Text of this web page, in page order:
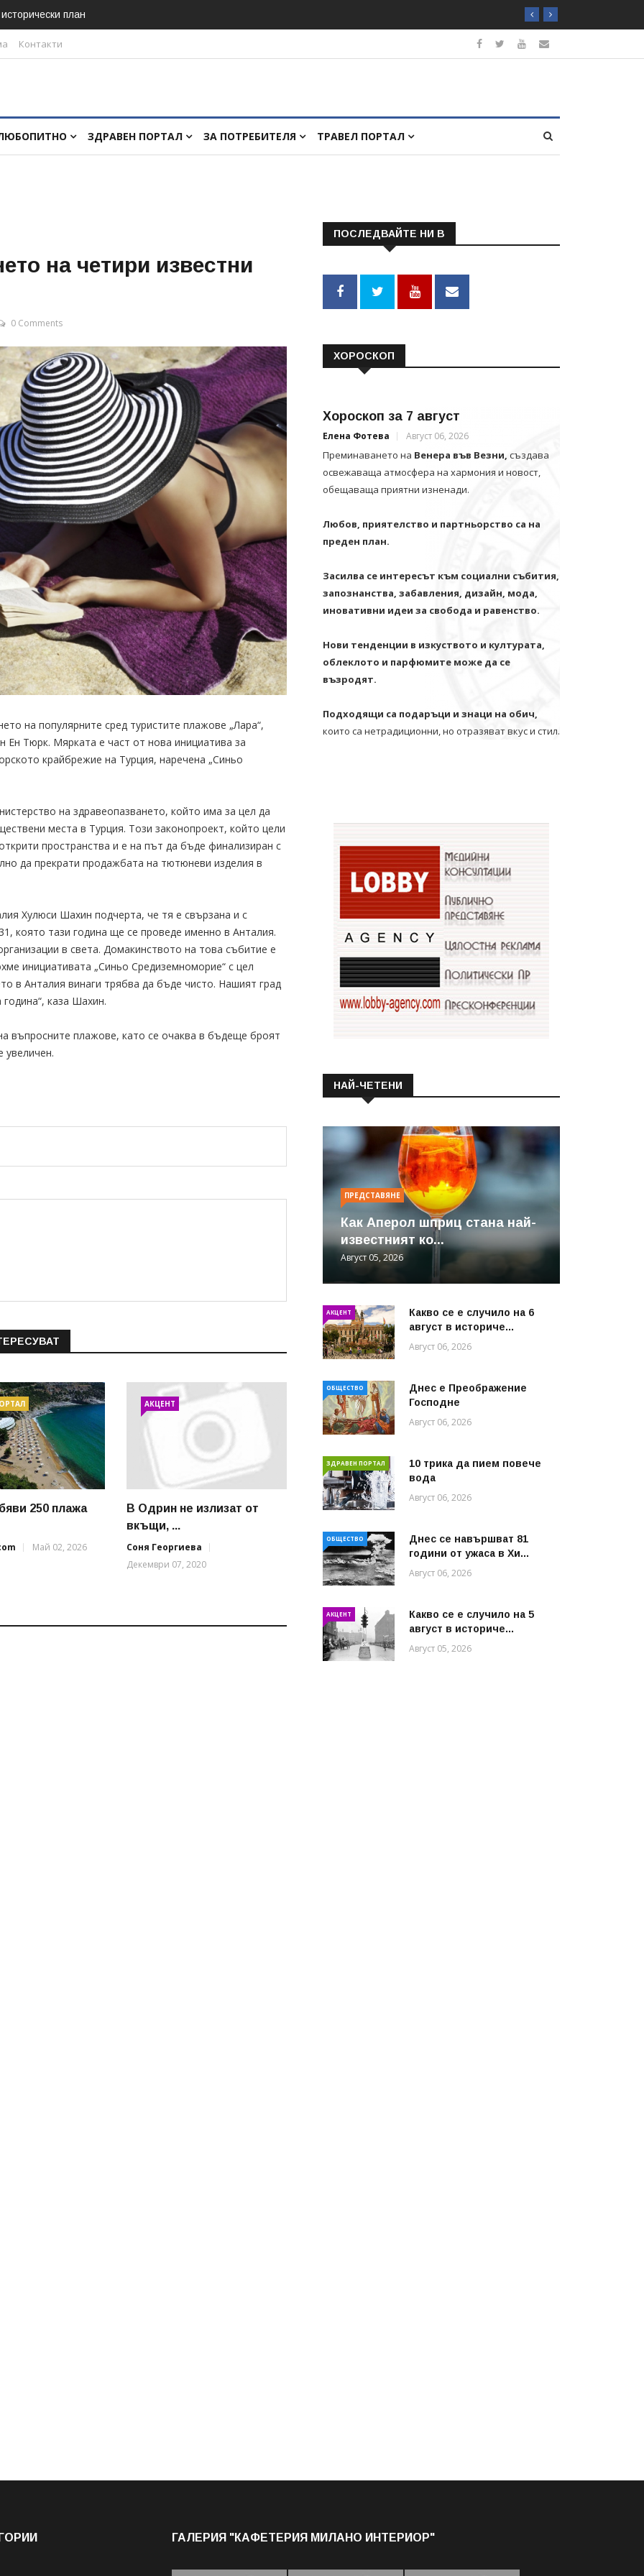
план
Контакти
ЗДРАВЕН ПОРТАЛ ЗА ПОТРЕБИТЕЛЯ ТРАВЕЛ ПОРТАЛ
на четири известни
0 Comments
на популярните сред туристите плажове „Лара“,
Ен Тюрк. Мярката е част от нова инициатива за
крайбрежие на Турция, наречена „Синьо
на здравеопазването, който има за цел да
места в Турция. Този законопроект, който цели
пространства и е на път да бъде финализиран с
да прекрати продажбата на тютюневи изделия в
Хулюси Шахин подчерта, че тя е свързана и с
която тази година ще се проведе именно в Анталия.
в света. Домакинството на това събитие е
инициативата „Синьо Средиземноморие“ с цел
в Анталия винаги трябва да бъде чисто. Нашият град
каза Шахин.
въпросните плажове, като се очаква в бъдеще броят
увеличен.
250 плажа
Май 02, 2026
АКЦЕНТ
В Одрин не излизат от
вкъщи, ...
Соня Георгиева
Декември 07, 2020
ПОСЛЕДВАЙТЕ НИ В
ХОРОСКОП
Хороскоп за 7 август
Елена Фотева Август 06, 2026
Преминаването на Венера във Везни, създава
освежаваща атмосфера на хармония и новост,
обещаваща приятни изненади.
Любов, приятелство и партньорство са на
преден план.
Засилва се интересът към социални събития,
запознанства, забавления, дизайн, мода,
иновативни идеи за свобода и равенство.
Нови тенденции в изкуството и културата,
облеклото и парфюмите може да се
възродят.
Подходящи са подаръци и знаци на обич,
които са нетрадиционни, но отразяват вкус и стил.
НАЙ-ЧЕТЕНИ
ПРЕДСТАВЯНЕ
Как Аперол шприц стана най-
известният ко...
Август 05, 2026
АКЦЕНТ
Какво се е случило на 6
август в историче...
Август 06, 2026
ОБЩЕСТВО
Днес е Преображение
Господне
Август 06, 2026
ЗДРАВЕН ПОРТАЛ
10 трика да пием повече
вода
Август 06, 2026
ОБЩЕСТВО
Днес се навършват 81
години от ужаса в Хи...
Август 06, 2026
АКЦЕНТ
Какво се е случило на 5
август в историче...
Август 05, 2026
ГАЛЕРИЯ "КАФЕТЕРИЯ МИЛАНО ИНТЕРИОР"